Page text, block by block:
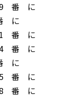
番 に
に
番 に
番 に
に
番 に
番 に